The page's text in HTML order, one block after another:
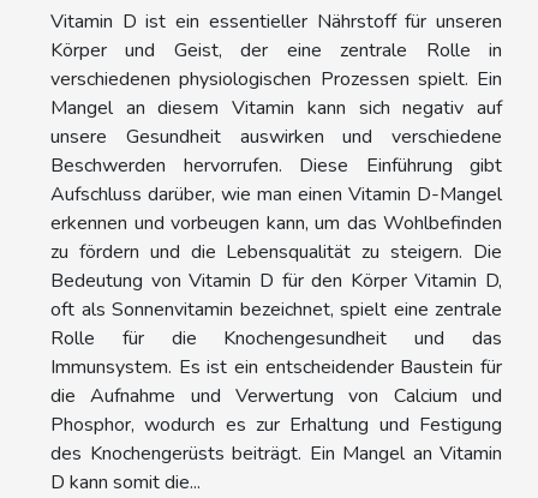
Vitamin D ist ein essentieller Nährstoff für unseren
Körper und Geist, der eine zentrale Rolle in
verschiedenen physiologischen Prozessen spielt. Ein
Mangel an diesem Vitamin kann sich negativ auf
unsere Gesundheit auswirken und verschiedene
Beschwerden hervorrufen. Diese Einführung gibt
Aufschluss darüber, wie man einen Vitamin D-Mangel
erkennen und vorbeugen kann, um das Wohlbefinden
zu fördern und die Lebensqualität zu steigern. Die
Bedeutung von Vitamin D für den Körper Vitamin D,
oft als Sonnenvitamin bezeichnet, spielt eine zentrale
Rolle für die Knochengesundheit und das
Immunsystem. Es ist ein entscheidender Baustein für
die Aufnahme und Verwertung von Calcium und
Phosphor, wodurch es zur Erhaltung und Festigung
des Knochengerüsts beiträgt. Ein Mangel an Vitamin
D kann somit die...